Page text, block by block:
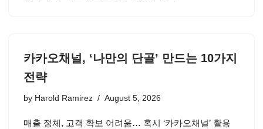
카카오채널, ‘나만의 단골’ 만드는 10가지
전략
by Harold Ramirez August 5, 2026
매출 정체, 고객 확보 어려움… 혹시 ‘카카오채널’ 활용